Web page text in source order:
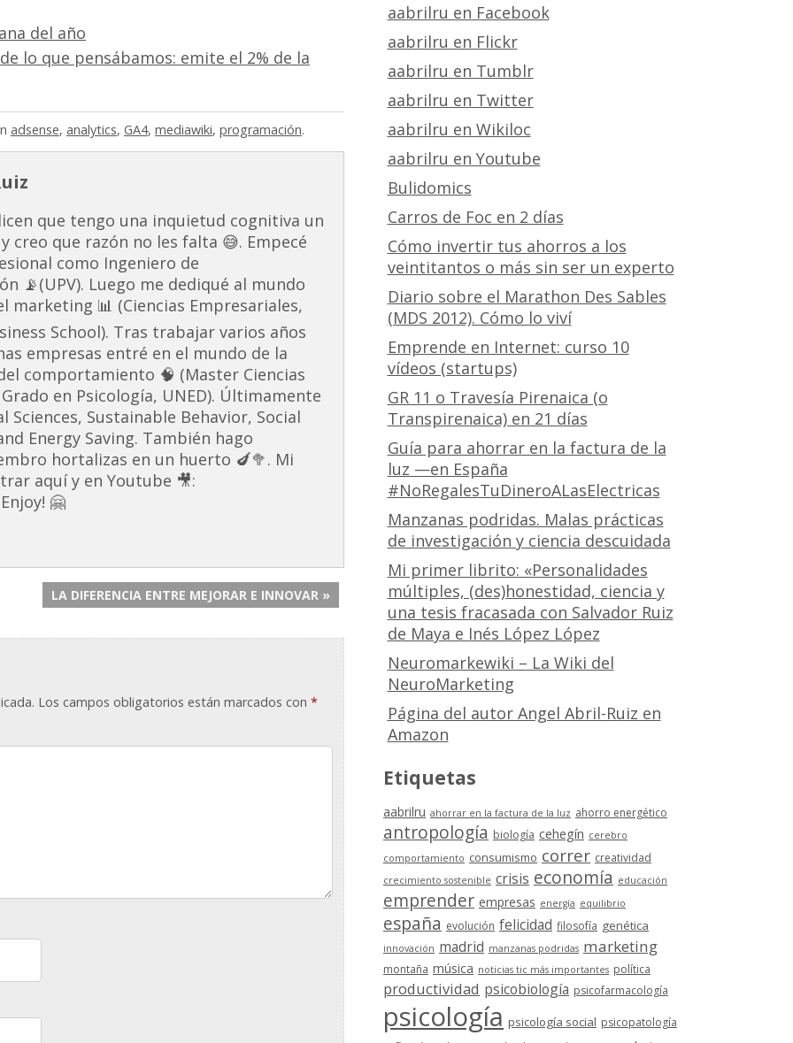
del año
lo que pensábamos: emite el 2% de la
adsense, analytics, GA4, mediawiki, programación.
que tengo una inquietud cognitiva un
creo que razón no les falta 😅. Empecé
como Ingeniero de
📡(UPV). Luego me dediqué al mundo
marketing 📊 (Ciencias Empresariales,
School). Tras trabajar varios años
empresas entré en el mundo de la
comportamiento 🧠 (Master Ciencias
en Psicología, UNED). Últimamente
Sustainable Behavior, Social
Energy Saving. También hago
hortalizas en un huerto 🍆🥦. Mi
aquí y en Youtube 🎥:
🤗
LA DIFERENCIA ENTRE MEJORAR E INNOVAR »
Los campos obligatorios están marcados con*
aabrilru en Facebook
aabrilru en Flickr
aabrilru en Tumblr
aabrilru en Twitter
aabrilru en Wikiloc
aabrilru en Youtube
Bulidomics
Carros de Foc en 2 días
Cómo invertir tus ahorros a los
veintitantos o más sin ser un experto
Diario sobre el Marathon Des Sables
(MDS 2012). Cómo lo viví
Emprende en Internet: curso 10
vídeos (startups)
GR 11 o Travesía Pirenaica (o
Transpirenaica) en 21 días
Guía para ahorrar en la factura de la
luz —en España
#NoRegalesTuDineroALasElectricas
Manzanas podridas. Malas prácticas
de investigación y ciencia descuidada
Mi primer librito: «Personalidades
múltiples, (des)honestidad, ciencia y
una tesis fracasada con Salvador Ruiz
de Maya e Inés López López
Neuromarkewiki – La Wiki del
NeuroMarketing
Página del autor Angel Abril-Ruiz en
Amazon
Etiquetas
aabrilru ahorrar en la factura de la luz ahorro energético
antropología biología cehegín cerebro
comportamiento consumismo correr creatividad
crecimiento sostenible crisis economía educación
emprender empresas energía equilibrio
españa evolución felicidad filosofía genética
innovación madrid manzanas podridas marketing
montaña música noticias tic más importantes política
productividad psicobiología psicofarmacología
psicología psicología social psicopatología